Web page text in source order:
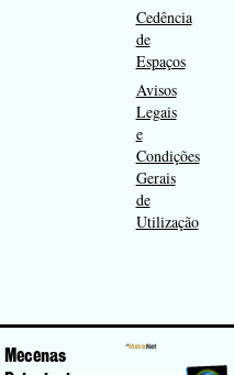
Cedência
de
Espaços
Avisos
Legais
e
Condições
Gerais
de
Utilização
Mecenas